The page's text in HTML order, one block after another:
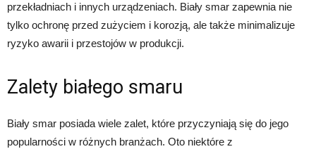
przekładniach i innych urządzeniach. Biały smar zapewnia nie
tylko ochronę przed zużyciem i korozją, ale także minimalizuje
ryzyko awarii i przestojów w produkcji.
Zalety białego smaru
Biały smar posiada wiele zalet, które przyczyniają się do jego
popularności w różnych branżach. Oto niektóre z